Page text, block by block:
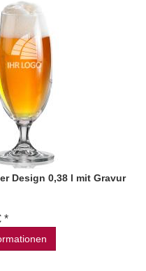
Design 0,38 l mit Gravur
*